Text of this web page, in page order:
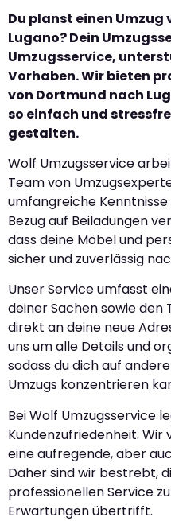
Du planst einen
Lugano? Dein
Umzugsservice,
Vorhaben. Wir bieten
von Dortmund nach
so einfach und
gestalten.
Wolf Umzugsservice
Team von
umfangreiche
Bezug auf Beiladungen
dass deine Möbel und
sicher und zuverlässig
Unser Service umfasst
deiner Sachen sowie den
direkt an deine neue
uns um alle Details und
sodass du dich auf
Umzugs konzentrieren
Bei Wolf Umzugsservice
Kundenzufriedenheit. Wir
eine aufregende, aber
Daher sind wir bestrebt,
professionellen Service
Erwartungen übertrifft.